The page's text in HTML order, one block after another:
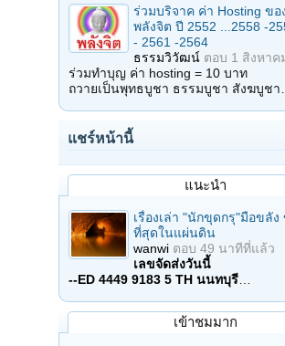
ร่วมบริจาค ค่า Hosting ขอ
พลังจิต ปี 2552 ...2558 -
- 2561 -2564
ธรรมวิวัฒน์ ตอบ 1 สิงหาค
ร่วมทำบุญ ค่า hosting = 10 บาท
ถวายเป็นพุทธบูชา ธรรมบูชา สังฆบูช
แชร์หน้านี้
แนะนำ
เรื่องเล่า "นักขุดกรุ"มือขลัง
ที่สุดในแผ่นดิน
wanwi ตอบ 49 นาทีที่แล้ว
เลขจัดส่งวันนี้
--ED 4449 9183 5 TH นนทบุรี…
เข้าชมมาก